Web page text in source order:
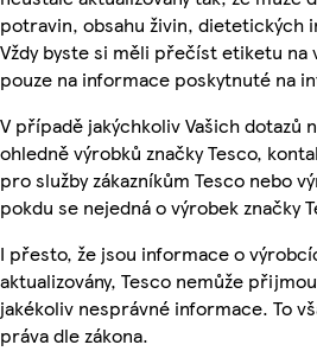
potravin, obsahu živin, dietetických
Vždy byste si měli přečíst etiketu na
pouze na informace poskytnuté na
V případě jakýchkoliv Vašich dotazů
ohledně výrobků značky Tesco,
pro služby zákazníkům Tesco nebo
pokdu se nejedná o výrobek značky
I přesto, že jsou informace o
aktualizovány, Tesco nemůže
jakékoliv nesprávné informace. To
práva dle zákona.